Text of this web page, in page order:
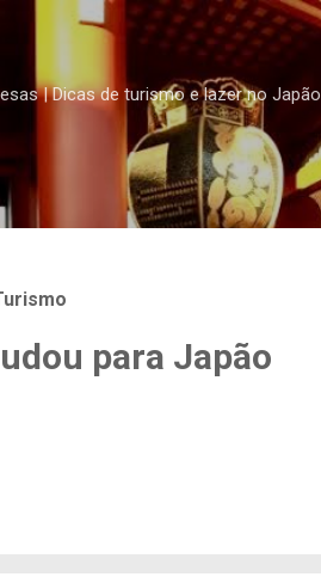
| Dicas de turismo e lazer no Japão
para Japão